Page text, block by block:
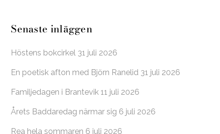
Senaste inläggen
Höstens bokcirkel 31 juli 2026
En poetisk afton med Björn Ranelid 31 juli 2026
Familjedagen i Brantevik 11 juli 2026
Årets Baddaredag närmar sig 6 juli 2026
Rea hela sommaren 6 juli 2026